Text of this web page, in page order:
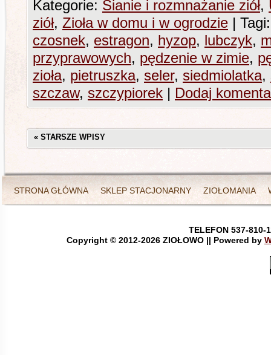
Kategorie: Sianie i rozmnażanie ziół,
ziół, Zioła w domu i w ogrodzie | Tagi:
czosnek, estragon, hyzop, lubczyk,
przyprawowych, pędzenie w zimie,
zioła, pietruszka, seler, siedmiolatka,
szczaw, szczypiorek | Dodaj
« STARSZE WPISY
STRONA GŁÓWNA SKLEP STACJONARNY ZIOŁOMANIA
TELEFON 537-810-
Copyright © 2012-2026 ZIOŁOWO || Powered by